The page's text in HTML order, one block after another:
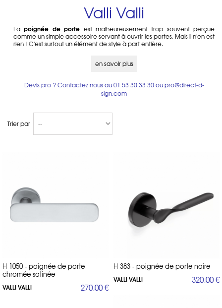
Valli Valli
Lapoignée de porte est malheureusement trop souvent perçue
comme un simple accessoire servant à ouvrir les portes. Mais il n'en est
rien ! C'est surtout un élément de style à part entière.
du groupe Assa Abloy est un fabricant italien de
- Lab : la collection de poignée de porte en laiton la plus classique,
intemporelles, avec un design interne à l'entreprise.
Depuis plus de 80 ans, Valli aime a porter une attention toute
particulière aux évolutions des goûts, et des besoins de ses clients.
Récemment, la poignée de porte design H382 Duemilaventi de Joe
Cheng a ainsi remporté le prestigieux Archiproducts Award 2021.
noires ou blanches. La vaste majorité des béquilles bénéficie d'un
traitement contre les microbes appelé "BioCote".
en savoir plus
Devis pro ? Contactez nous au01 53 30 33 30oupro@direct-d-
sign.com
Trier par
H 1050 - poignée de porte
chromée satinée
VALLI VALLI 270,00 €
H 383 - poignée de porte noire
VALLI VALLI 320,00 €